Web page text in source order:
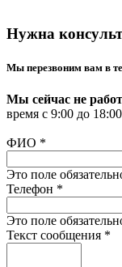
Нужна
Мы перезвоним вам в
Мы сейчас не
время с 9:00 до
ФИО *
Это поле
Телефон *
Это поле
Текст сообщения *